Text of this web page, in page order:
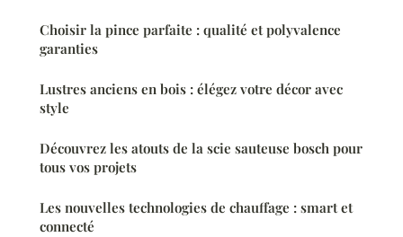
Choisir la pince parfaite : qualité et polyvalence
garanties
Lustres anciens en bois : élégez votre décor avec
style
Découvrez les atouts de la scie sauteuse bosch pour
tous vos projets
Les nouvelles technologies de chauffage : smart et
connecté